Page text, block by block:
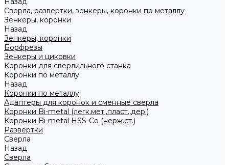
Сверла, развертки, зенкеры, коронки по металлу
Зенкеры, коронки
Назад
Зенкеры, коронки
Борфрезы
Зенкеры и циковки
Коронки для сверлильного станка
Коронки по металлу
Назад
Коронки по металлу
Адаптеры для коронок и сменные сверла
Коронки Bi-metal (легк.мет.,пласт.,дер.)
Коронки Bi-metal HSS-Co (нерж.ст.)
Развертки
Сверла
Назад
Сверла